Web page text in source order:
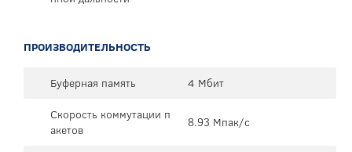
ПРОИЗВОДИТЕЛЬНОСТЬ
Буферная память
4 Мбит
Скорость коммутации п
акетов
8.93 Мпак/с